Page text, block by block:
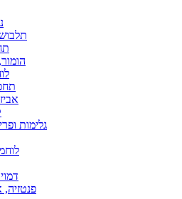
גלימות
פנטזיה,